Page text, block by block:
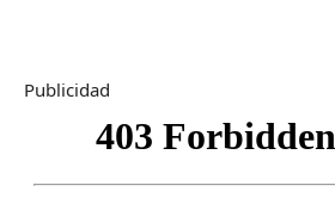
Publicidad